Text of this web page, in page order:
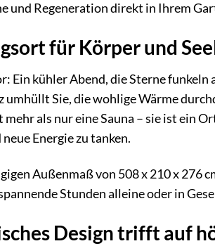
und Regeneration direkt in Ihrem
für Körper und
Ein kühler Abend, die Sterne
umhüllt Sie, die wohlige Wärme
mehr als nur eine Sauna – sie ist ein
Energie zu tanken.
Außenmaß von 508 x 210 x 276
Stunden alleine oder in
Design trifft auf